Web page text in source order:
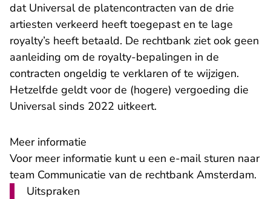
dat Universal de platencontracten van de drie
artiesten verkeerd heeft toegepast en te lage
royalty’s heeft betaald. De rechtbank ziet ook geen
aanleiding om de royalty-bepalingen in de
contracten ongeldig te verklaren of te wijzigen.
Hetzelfde geldt voor de (hogere) vergoeding die
Universal sinds 2022 uitkeert.
Meer informatie
Voor meer informatie kunt u een e-mail- U verlaat
sturen naar
team Communicatie van de rechtbank Amsterdam.
Uitspraken